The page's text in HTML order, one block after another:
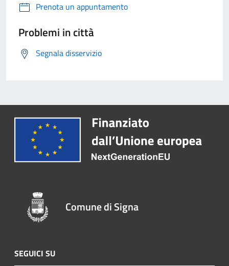
Prenota un appuntamento
Problemi in città
Segnala disservizio
Comune di Signa
SEGUICI SU